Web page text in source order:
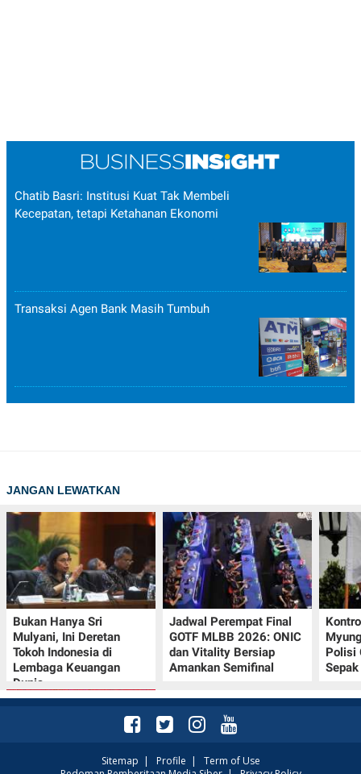
Chatib Basri: Institusi Kuat Tak Membeli
Kecepatan, tetapi Ketahanan Ekonomi
Transaksi Agen Bank Masih Tumbuh
JANGAN LEWATKAN
Bukan Hanya Sri
Mulyani, Ini Deretan
Tokoh Indonesia di
Lembaga Keuangan
Dunia
Jadwal Perempat Final
GOTF MLBB 2026: ONIC
dan Vitality Bersiap
Amankan Semifinal
Polisi
Sitemap Profile
Term of Use